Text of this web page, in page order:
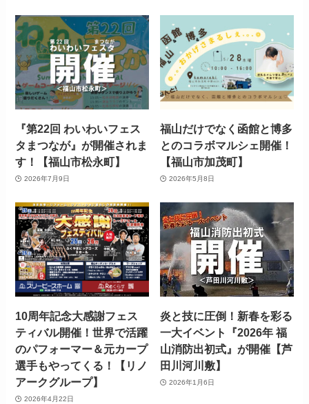
『第22回 わいわいフェス
タまつなが』が開催されま
す！【福山市松永町】
2026年7月9日
福山だけでなく函館と博多
とのコラボマルシェ開催！
【福山市加茂町】
2026年5月8日
10周年記念大感謝フェス
ティバル開催！世界で活躍
のパフォーマー＆元カープ
選手もやってくる！【リノ
アークグループ】
2026年4月22日
炎と技に圧倒！新春を彩る
一大イベント『2026年 福
山消防出初式』が開催【芦
田川河川敷】
2026年1月6日